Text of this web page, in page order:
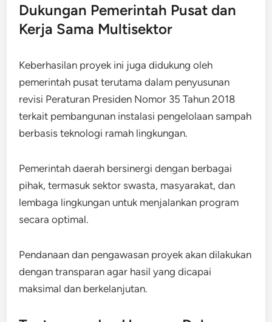
Dukungan Pemerintah Pusat dan
Kerja Sama Multisektor
Keberhasilan proyek ini juga didukung oleh
pemerintah pusat terutama dalam penyusunan
revisi Peraturan Presiden Nomor 35 Tahun 2018
terkait pembangunan instalasi pengelolaan sampah
berbasis teknologi ramah lingkungan.
Pemerintah daerah bersinergi dengan berbagai
pihak, termasuk sektor swasta, masyarakat, dan
lembaga lingkungan untuk menjalankan program
secara optimal.
Pendanaan dan pengawasan proyek akan dilakukan
dengan transparan agar hasil yang dicapai
maksimal dan berkelanjutan.